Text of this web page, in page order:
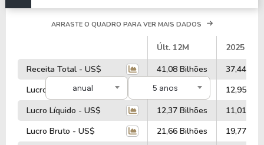
anual 5 anos
ARRASTE O QUADRO PARA VER MAIS DADOS
Últ. 12M
2025
Receita Total - US$
41,08 Bilhões
37,44
Lucro Operacional - US$
14,55 Bilhões
12,95
Lucro Líquido - US$
12,37 Bilhões
11,01
Lucro Bruto - US$
21,66 Bilhões
19,77